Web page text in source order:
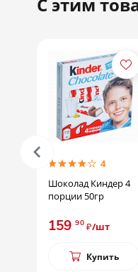
4
Шоколад Киндер 4
порции 50гр
15990 ₽/шт
Купить